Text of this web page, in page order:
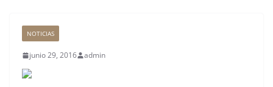
NOTICIAS
junio 29, 2016 admin